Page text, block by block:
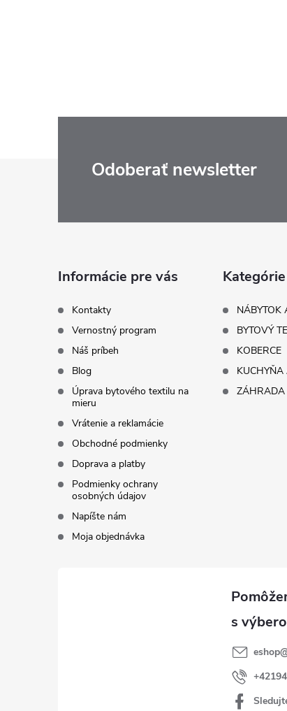
Odoberať newsletter
Informácie pre vás
Kontakty
Vernostný program
Náš príbeh
Blog
Úprava bytového textilu na
mieru
Vrátenie a reklamácie
Obchodné podmienky
Doprava a platby
Podmienky ochrany
osobných údajov
Napíšte nám
Moja objednávka
Kategórie
NÁBYTOK
BYTOVÝ
KOBERCE
KUCHYŇA
ZÁHRADA
eshop